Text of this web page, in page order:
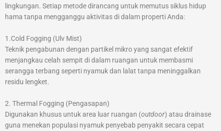
lingkungan. Setiap metode dirancang untuk memutus siklus hidup
hama tanpa mengganggu aktivitas di dalam properti Anda:
1.Cold Fogging (Ulv Mist)
Teknik pengabunan dengan partikel mikro yang sangat efektif
menjangkau celah sempit di dalam ruangan untuk membasmi
serangga terbang seperti nyamuk dan lalat tanpa meninggalkan
residu lengket.
2. Thermal Fogging (Pengasapan)
Digunakan khusus untuk area luar ruangan (outdoor) atau drainase
guna menekan populasi nyamuk penyebab penyakit secara cepat